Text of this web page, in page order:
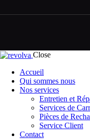
Close
Accueil
Qui sommes nous
Nos services
Entretien et
Services de
Pièces de
Service Client
Contact